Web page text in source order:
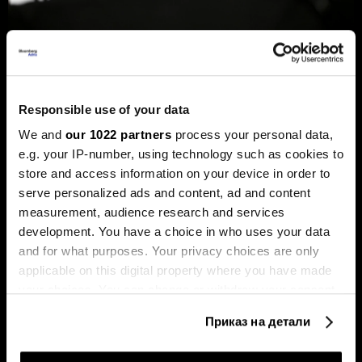
Responsible use of your data
We and our 1022 partners process your personal data,
e.g. your IP-number, using technology such as cookies to
store and access information on your device in order to
serve personalized ads and content, ad and content
measurement, audience research and services
development. You have a choice in who uses your data
and for what purposes. Your privacy choices are only
applicable on this digital property where you have made
Приказ на детали
Новиот шеф на Фед сака да ги
намали каматите - пазарот го чека
Новиот шеф на Фeд, Кевин Варш, ќе се обиде
агресивно да ја протурка агендата за намалување на
каматните стапки, но Марко Бјеговиќ од „Аркомина
рисрч“ предупредува дека за тоа ќе мора да ги
редефинира клучните економски индикатори и да ги
придобие скептичните колеги.